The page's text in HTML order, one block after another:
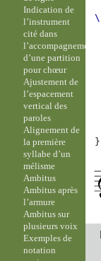
}
Indication de
l’instrument
cité dans
l’accompagnement
d’une partition
pour chœur
Ajustement de
l’espacement
vertical des
paroles
Alignement de
la première
syllabe d’un
mélisme
Ambitus
Ambitus après
l’armure
Ambitus sur
plusieurs voix
Exemples de
notation